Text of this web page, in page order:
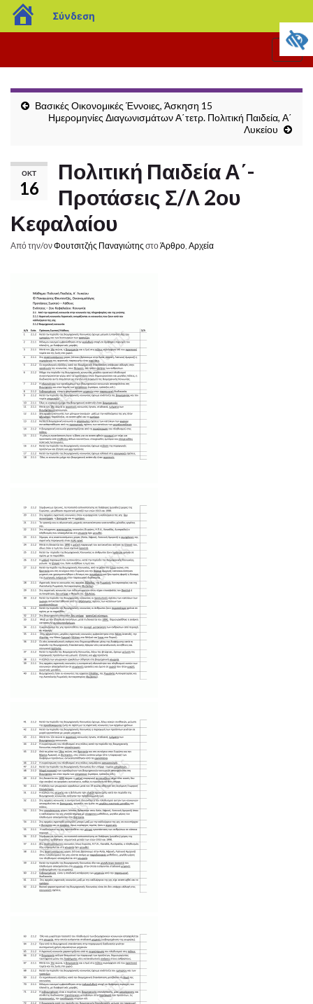
blogs.sch.gr
Σύνδεση
Βασικές Οικονομικές Έννοιες, Άσκηση 15
Ημερομηνίες Διαγωνισμάτων Α΄τετρ. Πολιτική Παιδεία, Α΄
Λυκείου
ΟΚΤ
16
Πολιτική Παιδεία Α΄-
Προτάσεις Σ/Λ 2ου
Κεφαλαίου
Από την/ονΦουτσιτζής Παναγιώτης στοΆρθρο, Αρχεία